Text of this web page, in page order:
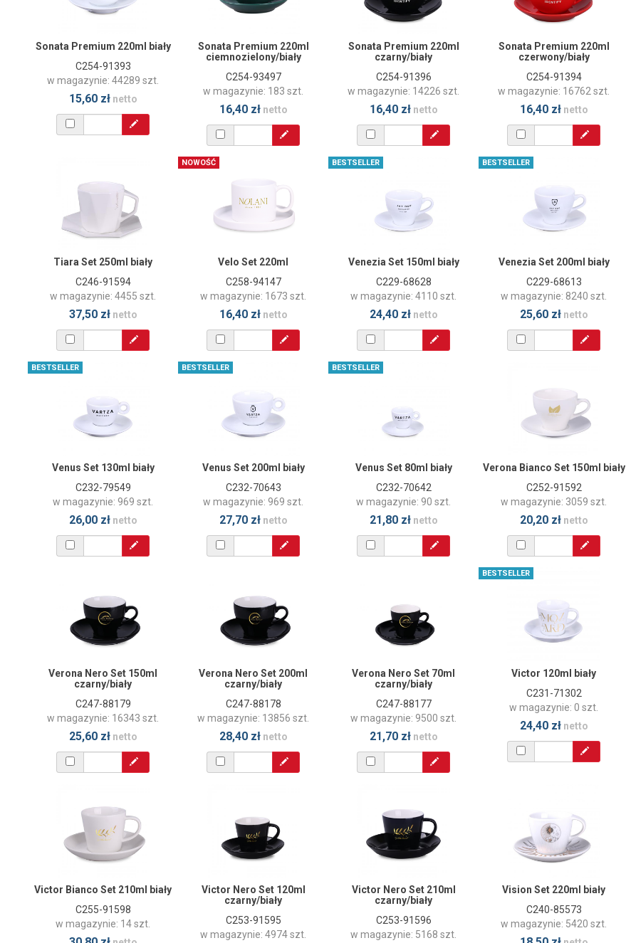
Sonata Premium 220ml biały
C254-91393
w magazynie: 44289 szt.
15,60 złnetto
Sonata Premium 220ml
ciemnozielony/biały
C254-93497
w magazynie: 183 szt.
16,40 złnetto
Sonata Premium 220ml
czarny/biały
C254-91396
w magazynie: 14226 szt.
16,40 złnetto
Sonata Premium 220ml
czerwony/biały
C254-91394
w magazynie: 16762 szt.
16,40 złnetto
Tiara Set 250ml biały
C246-91594
w magazynie: 4455 szt.
37,50 złnetto
NOWOŚĆ
Velo Set 220ml
C258-94147
w magazynie: 1673 szt.
16,40 złnetto
BESTSELLER
Venezia Set 150ml biały
C229-68628
w magazynie: 4110 szt.
24,40 złnetto
BESTSELLER
Venezia Set 200ml biały
C229-68613
w magazynie: 8240 szt.
25,60 złnetto
BESTSELLER
Venus Set 130ml biały
C232-79549
w magazynie: 969 szt.
26,00 złnetto
BESTSELLER
Venus Set 200ml biały
C232-70643
w magazynie: 969 szt.
27,70 złnetto
BESTSELLER
Venus Set 80ml biały
C232-70642
w magazynie: 90 szt.
21,80 złnetto
Verona Bianco Set 150ml biały
C252-91592
w magazynie: 3059 szt.
20,20 złnetto
Verona Nero Set 150ml
czarny/biały
C247-88179
w magazynie: 16343 szt.
25,60 złnetto
Verona Nero Set 200ml
czarny/biały
C247-88178
w magazynie: 13856 szt.
28,40 złnetto
Verona Nero Set 70ml
czarny/biały
C247-88177
w magazynie: 9500 szt.
21,70 złnetto
BESTSELLER
Victor 120ml biały
C231-71302
w magazynie: 0 szt.
24,40 złnetto
Victor Bianco Set 210ml biały
C255-91598
w magazynie: 14 szt.
Victor Nero Set 120ml
czarny/biały
C253-91595
w magazynie: 4974 szt.
Victor Nero Set 210ml
czarny/biały
C253-91596
w magazynie: 5168 szt.
Vision Set 220ml biały
C240-85573
w magazynie: 5420 szt.